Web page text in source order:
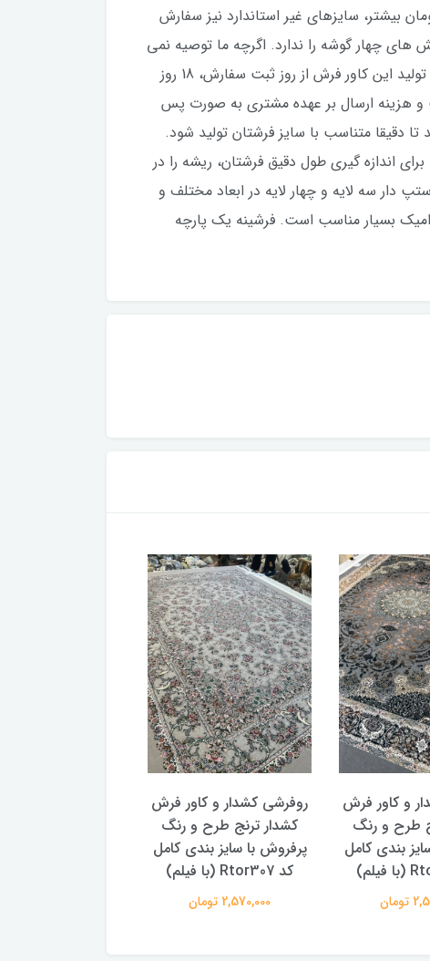
به اندازه های استاندارد کمی بزرگتر یا کوچکتر باشند، می توانید در قبال 100 هزار تومان بیشتر، سایزهای غیر استاندارد نیز سفارش
چهار گوشه را ندارد. اگرچه ما توصیه نمی
کنیم ولی اگر مشتری بخواهد با مبلغ ۲۰ تومان این کش های لچکی نیز اضافه می شود. مدت زمان مورد نیاز برای تولید این کاور فرش از روز ثبت سفارش، 18 روز
و هزینه ارسال بر عهده مشتری به صورت پس
دقیقا متناسب با سایز فرشتان تولید شود.
اندازه گیری طول دقیق فرشتان، ریشه را در
دار سه لایه و چهار لایه در ابعاد مختلف و
بسیار مناسب است. فرشینه یک پارچه
و کاور فرش
طرح و رنگ
بندی کامل
روفرشی کشدار و کاور فرش
کشدار ترنج طرح و رنگ
پرفروش با سایز بندی کامل
کد Rtor307 (با فیلم)
2,570,000 تومان